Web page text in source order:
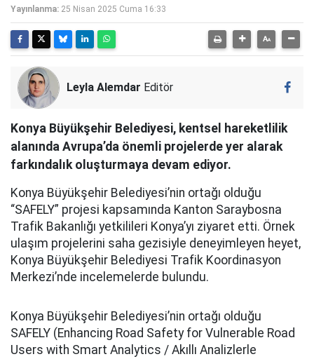
Yayınlanma: 25 Nisan 2025 Cuma 16:33
Leyla Alemdar Editör
Konya Büyükşehir Belediyesi, kentsel hareketlilik
alanında Avrupa’da önemli projelerde yer alarak
farkındalık oluşturmaya devam ediyor.
Konya Büyükşehir Belediyesi’nin ortağı olduğu
“SAFELY” projesi kapsamında Kanton Saraybosna
Trafik Bakanlığı yetkilileri Konya’yı ziyaret etti. Örnek
ulaşım projelerini saha gezisiyle deneyimleyen heyet,
Konya Büyükşehir Belediyesi Trafik Koordinasyon
Merkezi’nde incelemelerde bulundu.
Konya Büyükşehir Belediyesi’nin ortağı olduğu
SAFELY (Enhancing Road Safety for Vulnerable Road
Users with Smart Analytics / Akıllı Analizlerle